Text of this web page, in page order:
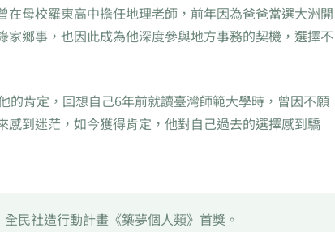
母校羅東高中擔任地理老師，前年因為爸爸當選大洲開
鄉事，也因此成為他深度參與地方事務的契機，選擇不
肯定，回想自己6年前就讀臺灣師範大學時，曾因不願
到迷茫，如今獲得肯定，他對自己過去的選擇感到驕
民社造行動計畫《築夢個人類》首獎。